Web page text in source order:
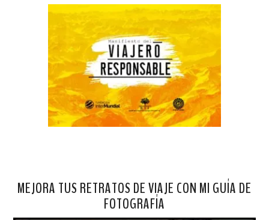
MEJORA TUS RETRATOS DE VIAJE CON MI GUÍA DE
FOTOGRAFÍA